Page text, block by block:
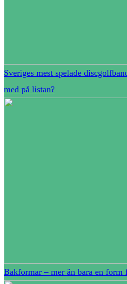
Sveriges mest spelade
med på listan?
Bakformar – mer än bara en form